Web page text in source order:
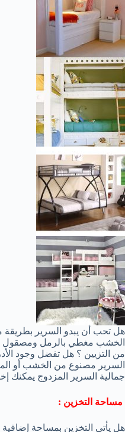
هل تحب أن يبدو السرير بطريقة
الخشب مغطي بالرمل
من التزيين ؟ هل تفضل وجود
السرير مصنوع من الخشب أو
جمالية السرير المزدوج يمكنك
مساحة التخزين :
هل يأتي التخزين بمساحة